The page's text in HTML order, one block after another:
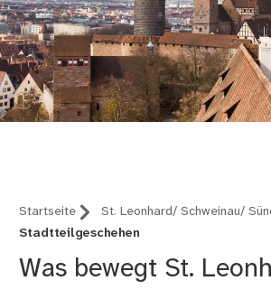
Startseite
St. Leonhard/ Schweinau/
Stadtteilgeschehen
Was bewegt St.